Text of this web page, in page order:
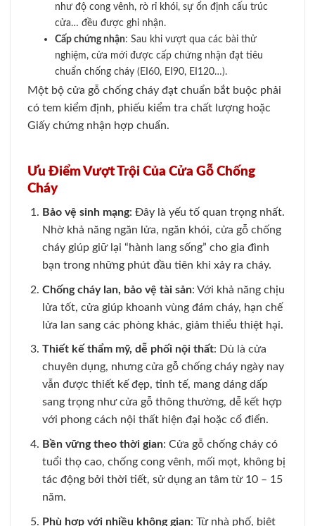
như độ cong vênh, rò rỉ khói, sự ổn định cấu trúc
cửa… đều được ghi nhận.
Cấp chứng nhận: Sau khi vượt qua các bài thử
nghiệm, cửa mới được cấp chứng nhận đạt tiêu
chuẩn chống cháy (EI60, EI90, EI120…).
Một bộ cửa gỗ chống cháy đạt chuẩn bắt buộc phải
có tem kiểm định, phiếu kiểm tra chất lượng hoặc
Giấy chứng nhận hợp chuẩn.
Ưu Điểm Vượt Trội Của Cửa Gỗ Chống
Cháy
Bảo vệ sinh mạng: Đây là yếu tố quan trọng nhất.
Nhờ khả năng ngăn lửa, ngăn khói, cửa gỗ chống
cháy giúp giữ lại “hành lang sống” cho gia đình
bạn trong những phút đầu tiên khi xảy ra cháy.
Chống cháy lan, bảo vệ tài sản: Với khả năng chịu
lửa tốt, cửa giúp khoanh vùng đám cháy, hạn chế
lửa lan sang các phòng khác, giảm thiểu thiệt hại.
Thiết kế thẩm mỹ, dễ phối nội thất: Dù là cửa
chuyên dụng, nhưng cửa gỗ chống cháy ngày nay
vẫn được thiết kế đẹp, tinh tế, mang dáng dấp
sang trọng như cửa gỗ thông thường, dễ kết hợp
với phong cách nội thất hiện đại hoặc cổ điển.
Bền vững theo thời gian: Cửa gỗ chống cháy có
tuổi thọ cao, chống cong vênh, mối mọt, không bị
tác động bởi thời tiết, sử dụng an tâm từ 10 – 15
năm.
Phù hợp với nhiều không gian: Từ nhà phố, biệt